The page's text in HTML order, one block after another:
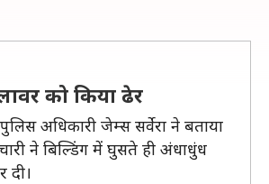
को किया ढेर
अधिकारी जेम्स सर्वेरा ने बताया
ने बिल्डिंग में घुसते ही अंधाधुंध
दी।